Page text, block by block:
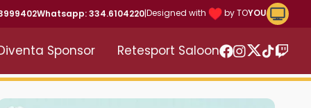
Whatsapp: 334.6104220|Designed with by TOYOU
Sponsor
Retesport Saloon
Twitter